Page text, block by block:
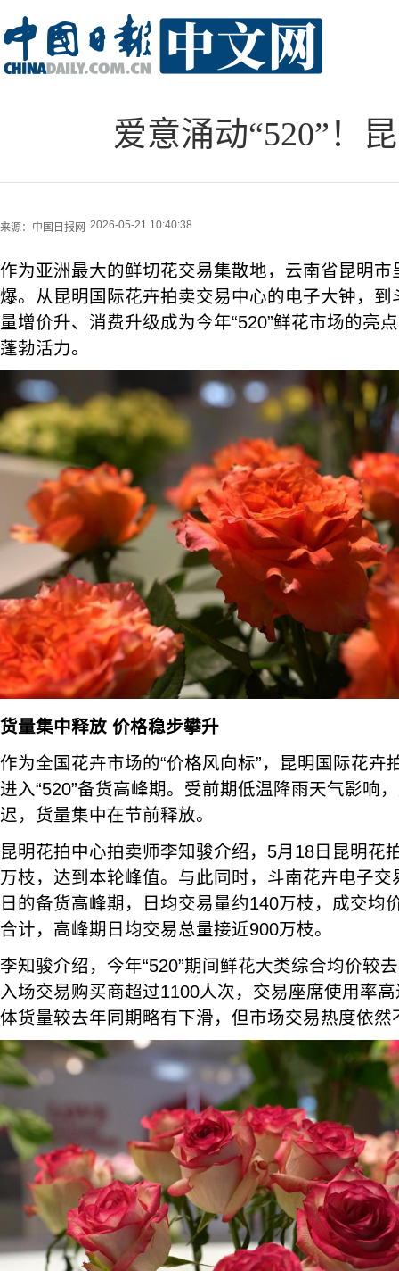
爱意涌动“520”！
来源： 中国日报网 2026-05-21 10:40:38
作为亚洲最大的鲜切花交易集散地，云南省昆明市
爆。从昆明国际花卉拍卖交易中心的电子大钟，
量增价升、消费升级成为今年“520”鲜花市场的亮
蓬勃活力。
货量集中释放 价格稳步攀升
作为全国花卉市场的“价格风向标”，昆明国际花卉
进入“520”备货高峰期。受前期低温降雨天气影响
迟，货量集中在节前释放。
昆明花拍中心拍卖师李知骏介绍，5月18日昆明花
万枝，达到本轮峰值。与此同时，斗南花卉电子
日的备货高峰期，日均交易量约140万枝，成交均
合计，高峰期日均交易总量接近900万枝。
李知骏介绍，今年“520”期间鲜花大类综合均价较
入场交易购买商超过1100人次，交易座席使用率
体货量较去年同期略有下滑，但市场交易热度依然